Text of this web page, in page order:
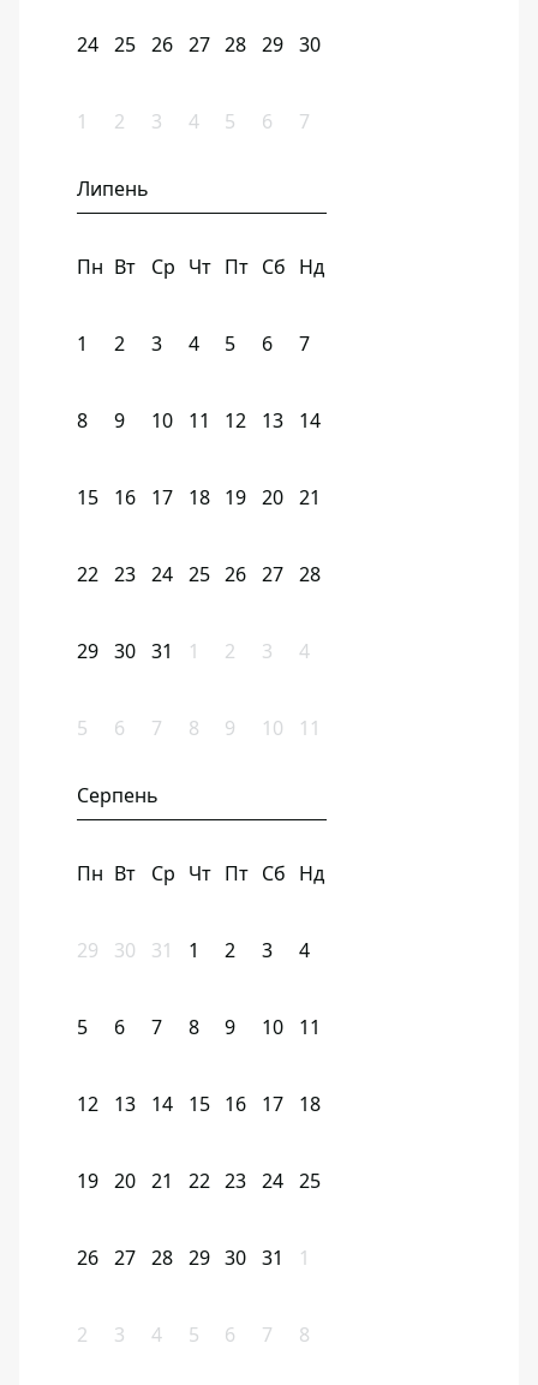
24 25 26 27 28 29 30
1 2 3 4 5 6 7
Липень
Пн Вт Ср Чт Пт Сб Нд
1 2 3 4 5 6 7
8 9 10 11 12 13 14
15 16 17 18 19 20 21
22 23 24 25 26 27 28
29 30 31 1 2 3 4
5 6 7 8 9 10 11
Серпень
Пн Вт Ср Чт Пт Сб Нд
29 30 31 1 2 3 4
5 6 7 8 9 10 11
12 13 14 15 16 17 18
19 20 21 22 23 24 25
26 27 28 29 30 31 1
2 3 4 5 6 7 8